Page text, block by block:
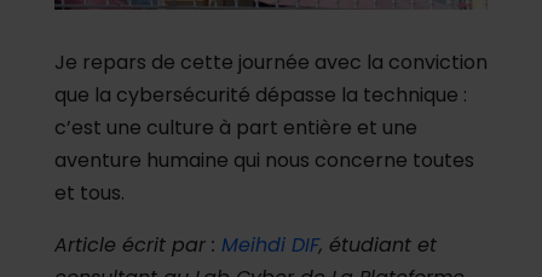
Je repars de cette journée avec la conviction
que la cybersécurité dépasse la technique :
c’est une culture à part entière et une
aventure humaine qui nous concerne toutes
et tous.
Article écrit par : Meihdi DIF, étudiant et